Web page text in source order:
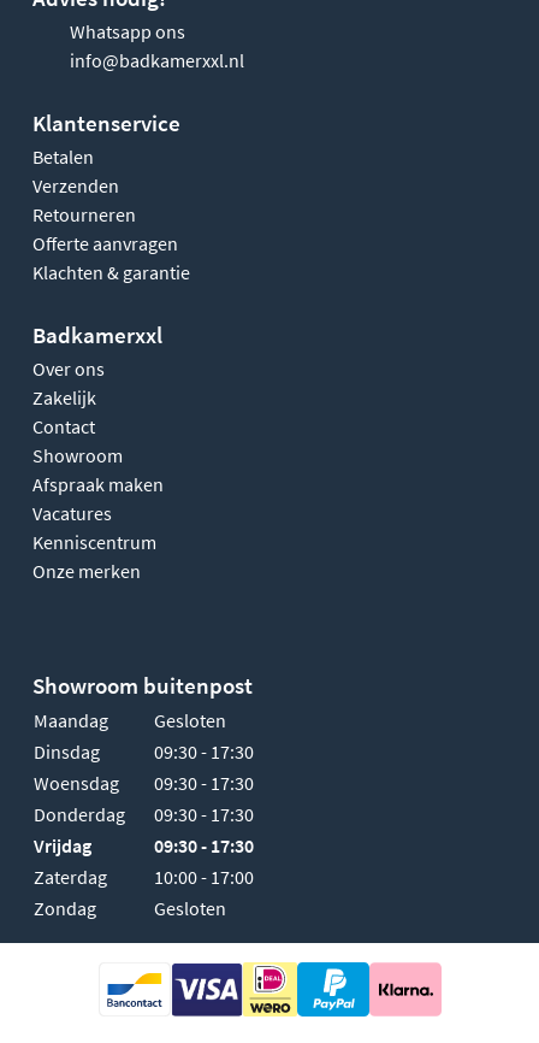
Whatsapp ons
info@badkamerxxl.nl
Klantenservice
Betalen
Verzenden
Retourneren
Offerte aanvragen
Klachten & garantie
Badkamerxxl
Over ons
Zakelijk
Contact
Showroom
Afspraak maken
Vacatures
Kenniscentrum
Onze merken
Showroom buitenpost
Maandag
Gesloten
Dinsdag
09:30 - 17:30
Woensdag
09:30 - 17:30
Donderdag
09:30 - 17:30
Vrijdag
09:30 - 17:30
Zaterdag
10:00 - 17:00
Zondag
Gesloten